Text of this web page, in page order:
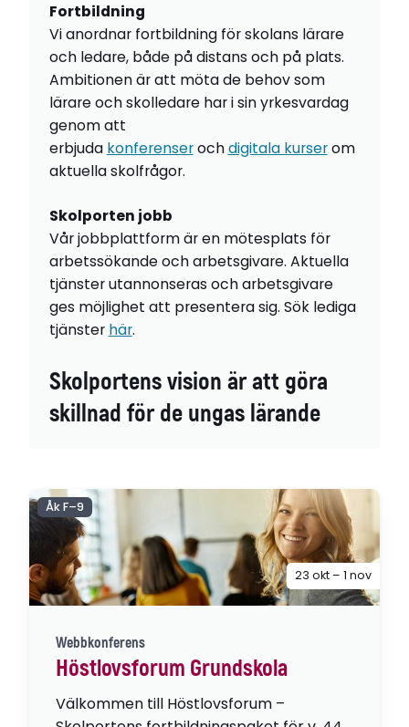
Fortbildning
Vi anordnar fortbildning för skolans lärare
och ledare, både på distans och på plats.
Ambitionen är att möta de behov som
lärare och skolledare har i sin yrkesvardag
genom att
erbjuda konferenserochdigitala kurserom
aktuella skolfrågor.
Skolporten jobb
Vår jobbplattform är en mötesplats för
arbetssökande och arbetsgivare. Aktuella
tjänster utannonseras och arbetsgivare
ges möjlighet att presentera sig. Sök lediga
tjänster här.
Skolportens vision är att göra
skillnad för de ungas lärande
Webbkonferens
Höstlovsforum Grundskola
Välkommen till Höstlovsforum –
Åk F–9
23 okt – 1 nov